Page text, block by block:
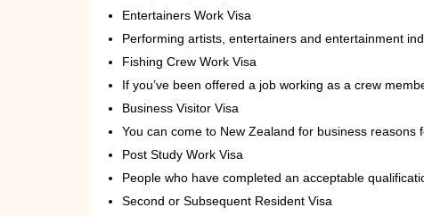
Entertainers Work Visa
Performing artists, entertainers and entertainment
Fishing Crew Work Visa
If you’ve been offered a job working as a crew
Business Visitor Visa
You can come to New Zealand for business reasons
Post Study Work Visa
People who have completed an acceptable
Second or Subsequent Resident Visa